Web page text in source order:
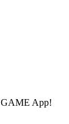
App!